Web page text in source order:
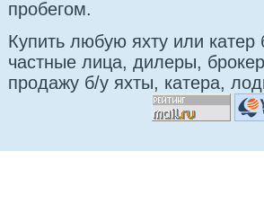
пробегом.
Купить любую яхту или
частные лица, дилеры,
продажу б/у яхты, катера,